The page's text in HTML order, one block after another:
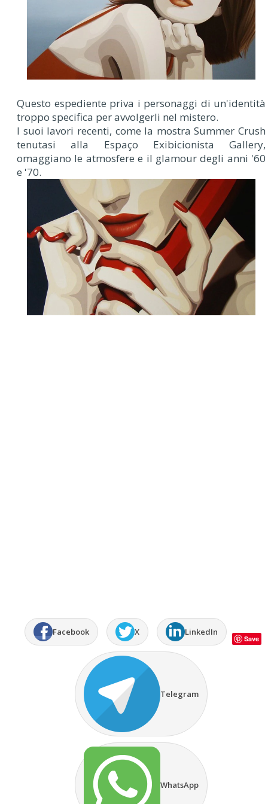
Questo espediente priva i personaggi di un'identità
troppo specifica per avvolgerli nel mistero.
I suoi lavori recenti, come la mostra Summer Crush
tenutasi alla Espaço Exibicionista Gallery,
omaggiano le atmosfere e il glamour degli anni '60
e '70.
Facebook X LinkedIn
Save
Telegram
WhatsApp